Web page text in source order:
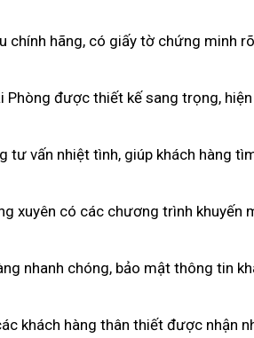
chính hãng, có giấy tờ chứng minh
Phòng được thiết kế sang trọng,
tư vấn nhiệt tình, giúp khách hàng
xuyên có các chương trình khuyến
nhanh chóng, bảo mật thông tin
khách hàng thân thiết được nhận